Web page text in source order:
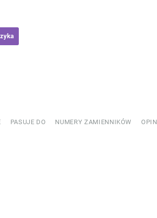
PASUJE DO NUMERY ZAMIENNIKÓW